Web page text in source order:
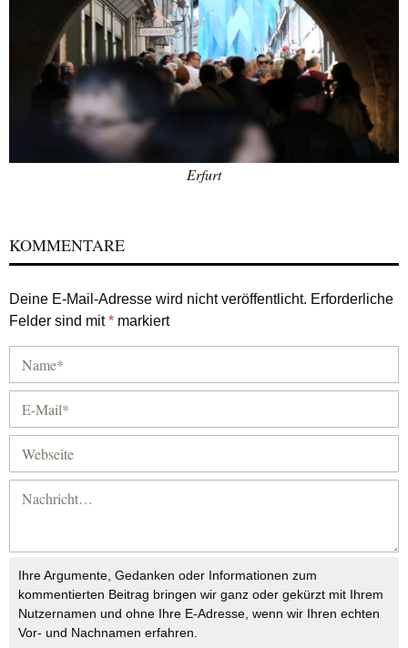
Erfurt
KOMMENTARE
Deine E-Mail-Adresse wird nicht veröffentlicht. Erforderliche
Felder sind mit* markiert
Ihre Argumente, Gedanken oder Informationen zum
kommentierten Beitrag bringen wir ganz oder gekürzt mit Ihrem
Nutzernamen und ohne Ihre E-Adresse, wenn wir Ihren echten
Vor- und Nachnamen erfahren.